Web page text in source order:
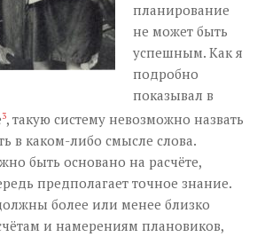
планирование
не может быть
успешным. Как я
подробно
показывал в
3, такую систему невозможно назвать
в каком-либо смысле слова.
быть основано на расчёте,
предполагает точное знание.
более или менее близко
и намерениям плановиков,